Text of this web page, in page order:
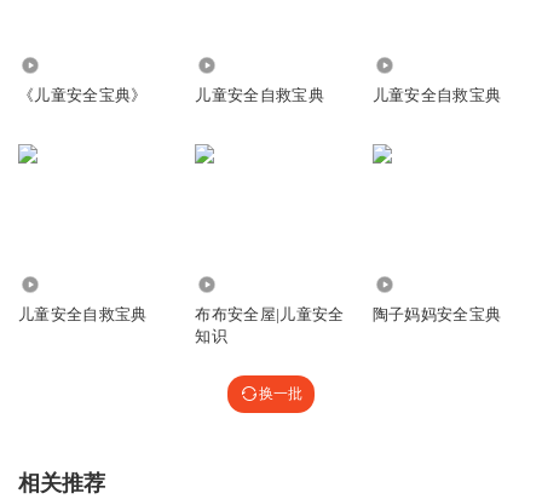
《儿童安全宝典》 儿童安全自救宝典 儿童安全自救宝典
儿童安全自救宝典
布布安全屋|儿童安全
知识
陶子妈妈安全宝典
换一批
相关推荐